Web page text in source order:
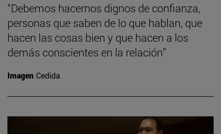
“Debemos hacernos dignos de confianza,
personas que saben de lo que hablan, que
hacen las cosas bien y que hacen a los
demás conscientes en la relación”
Imagen Cedida